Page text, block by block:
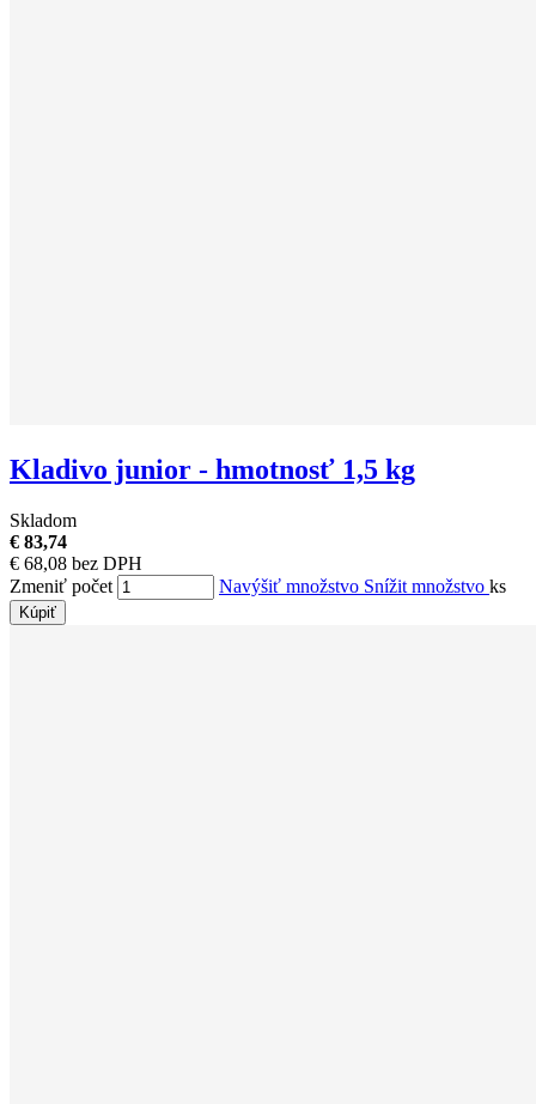
Kladivo junior - hmotnosť 1,5 kg
Skladom
€ 83,74
€ 68,08 bez DPH
Zmeniť počet
Navýšiť množstvo Snížit množstvo ks
Kúpiť